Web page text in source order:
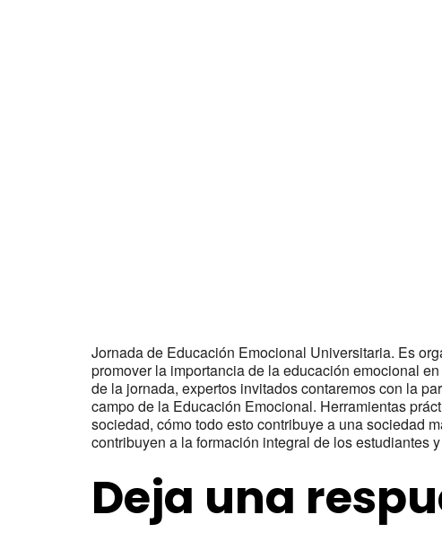
Jornada de Educación Emocional Universitaria. Es
promover la importancia de la educación emocional
de la jornada, expertos invitados contaremos con la
campo de la Educación Emocional. Herramientas
sociedad, cómo todo esto contribuye a una sociedad
contribuyen a la formación integral de los estudiantes
Deja una